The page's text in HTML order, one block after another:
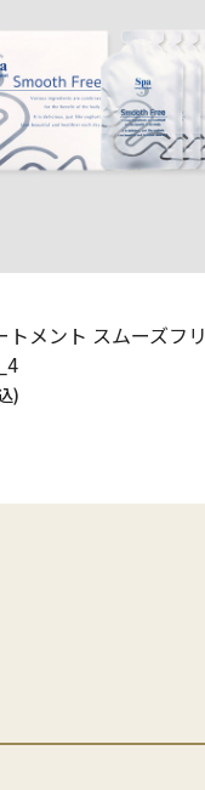
トメント スムーズフ
)